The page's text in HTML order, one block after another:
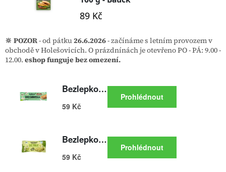
🔆 POZOR- od pátku26.6.2026- začínáme s letním provozem v
obchodě v Holešovicích. O prázdnínách je otevřeno PO - PÁ: 9.00 -
12.00. eshop funguje bez omezení.